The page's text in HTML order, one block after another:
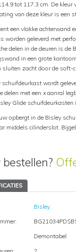
tot 117,3 cm. De
van deze kleur is een
een vlakke achterwand
worden geleverd met
delen in de deuren is
in een grote
sluiten zacht door de
schuifdeurkast wordt
delen met een xaanral
Glide
opbergt in de Bisley
middels cilinderslot.
bestellen?
Bisley
Demontabel